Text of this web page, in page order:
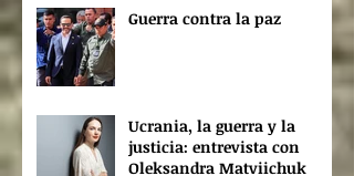
Guerra contra la paz
Ucrania, la guerra y la
justicia: entrevista con
Oleksandra Matviichuk